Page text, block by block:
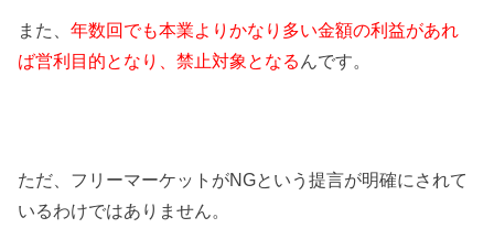
また、年数回でも本業よりかなり多い金額の利益があれ
ば営利目的となり、禁止対象となる んです。
ただ、フリーマーケットがNGという提言が明確にされて
いるわけではありません。